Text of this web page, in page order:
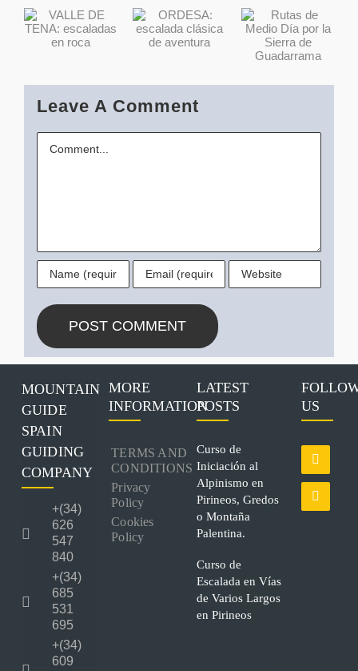
VALLE DE
TENA:
ORDESA:
escalada
Rutas de
Medio Día
Sierra de
Leave A Comment
MOUNTAIN
GUIDE
SPAIN
GUIDING
COMPANY
+(34)
626
547
840
+(34)
685
531
695
+(34)
609
MORE
INFORMATION
TERMS AND
CONDITIONS
Privacy
Policy
Cookies
Policy
LATEST
POSTS
Curso de
Iniciación al
Alpinismo en
Pirineos, Gredos
o Montaña
Palentina.
Curso de
Escalada en Vías
de Varios Largos
en Pirineos
US